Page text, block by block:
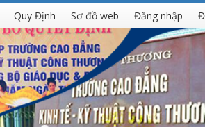
Quy Định Sơ đồ web Đăng nhập